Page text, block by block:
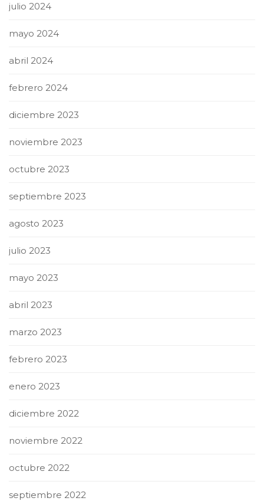
julio 2024
mayo 2024
abril 2024
febrero 2024
diciembre 2023
noviembre 2023
octubre 2023
septiembre 2023
agosto 2023
julio 2023
mayo 2023
abril 2023
marzo 2023
febrero 2023
enero 2023
diciembre 2022
noviembre 2022
octubre 2022
septiembre 2022